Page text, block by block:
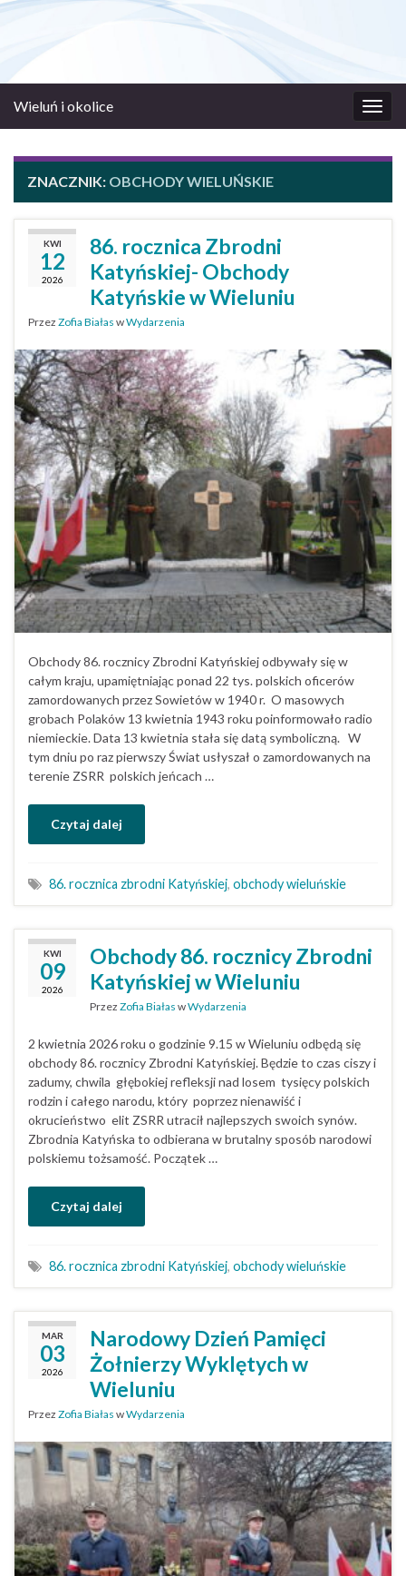
Wieluń i okolice
ZNACZNIK: OBCHODY WIELUŃSKIE
KWI
12
2026
86. rocznica Zbrodni
Katyńskiej- Obchody
Katyńskie w Wieluniu
Przez Zofia Białas wWydarzenia
Obchody 86. rocznicy Zbrodni Katyńskiej odbywały się w
całym kraju, upamiętniając ponad 22 tys. polskich oficerów
zamordowanych przez Sowietów w 1940 r. O masowych
grobach Polaków 13 kwietnia 1943 roku poinformowało radio
niemieckie. Data 13 kwietnia stała się datą symboliczną. W
tym dniu po raz pierwszy Świat usłyszał o zamordowanych na
terenie ZSRR polskich jeńcach …
Czytaj dalej
86. rocznica zbrodni Katyńskiej, obchody wieluńskie
KWI
09
2026
Obchody 86. rocznicy Zbrodni
Katyńskiej w Wieluniu
Przez Zofia Białas wWydarzenia
2 kwietnia 2026 roku o godzinie 9.15 w Wieluniu odbędą się
obchody 86. rocznicy Zbrodni Katyńskiej. Będzie to czas ciszy i
zadumy, chwila głębokiej refleksji nad losem tysięcy polskich
rodzin i całego narodu, który poprzez nienawiść i
okrucieństwo elit ZSRR utracił najlepszych swoich synów.
Zbrodnia Katyńska to odbierana w brutalny sposób narodowi
polskiemu tożsamość. Początek …
Czytaj dalej
86. rocznica zbrodni Katyńskiej, obchody wieluńskie
MAR
03
2026
Narodowy Dzień Pamięci
Żołnierzy Wyklętych w
Wieluniu
Przez Zofia Białas wWydarzenia